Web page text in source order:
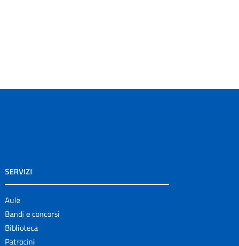
SERVIZI
Aule
Bandi e concorsi
Biblioteca
Patrocini